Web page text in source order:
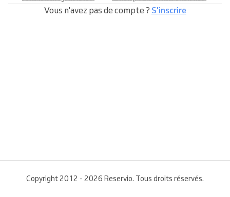
Vous n'avez pas de compte ? S'inscrire
Copyright 2012 - 2026 Reservio. Tous droits réservés.